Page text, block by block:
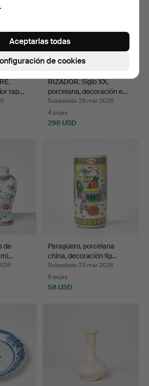
tap…
RIZADOR. Siglo XX,
porcelana, decoración e…
Subastado 29 mar 2026
4 pujas
296 USD
de
Paragüero, porcelana
china, decoración fig…
Subastado 23 mar 2026
6 pujas
58 USD
.
de cookies
Aceptarlas todas